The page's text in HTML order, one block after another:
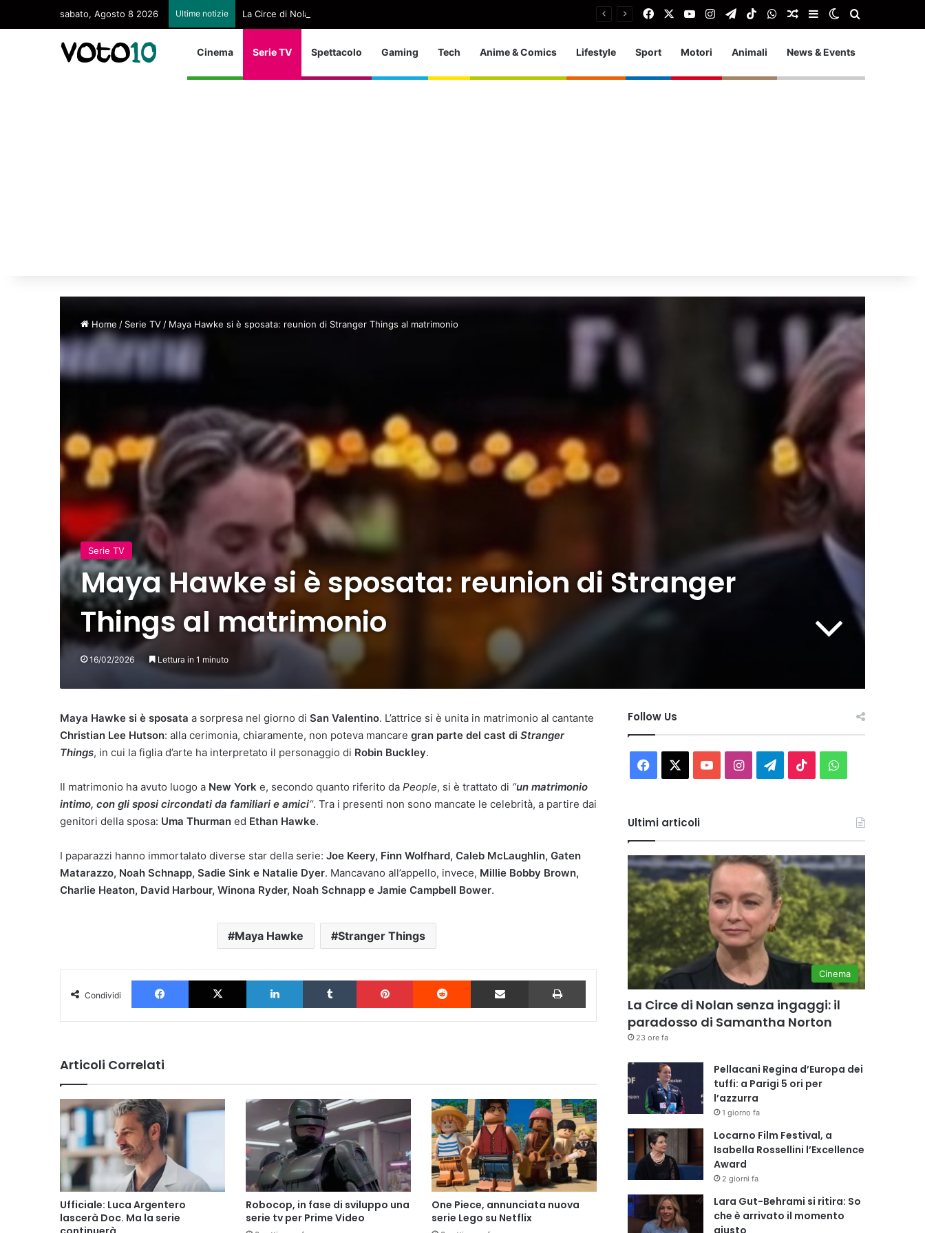
sabato, Agosto 8 2026 Ultime notizie La Circe di Nolan senza ingaggi: il paradosso di Samantha Norton FacebookYou TubeInstagram
TelegramTikTokWhatsApp
Articolo Random
Barra laterale
Cambia aspetto
Cinema Serie TV Spettacolo Gaming Tech Anime & Comics Lifestyle Sport Motori Animali News & Events
Home /Serie TV / Maya Hawke si è sposata: reunion di Stranger Things al matrimonio
Serie TV
Maya Hawke si è sposata: reunion di Stranger
Things al matrimonio
16/02/2026 Lettura in 1 minuto
Maya Hawke si è sposata a sorpresa nel giorno di San Valentino. L’attrice si è unita in matrimonio al cantante
Christian Lee Hutson: alla cerimonia, chiaramente, non poteva mancare gran parte del cast di Stranger
Things, in cui la figlia d’arte ha interpretato il personaggio di Robin Buckley.
Il matrimonio ha avuto luogo a New York e, secondo quanto riferito da People, si è trattato di “un matrimonio
intimo, con gli sposi circondati da familiari e amici“. Tra i presenti non sono mancate le celebrità, a partire dai
genitori della sposa: Uma Thurman ed Ethan Hawke.
I paparazzi hanno immortalato diverse star della serie: Joe Keery, Finn Wolfhard, Caleb McLaughlin, Gaten
Matarazzo, Noah Schnapp, Sadie Sink e Natalie Dyer. Mancavano all’appello, invece, Millie Bobby Brown,
Charlie Heaton, David Harbour, Winona Ryder, Noah Schnapp e Jamie Campbell Bower.
Maya Hawke Stranger Things
Condividi
Facebook X LinkedIn Tumblr Pinterest Reddit Condividi via Email Stampa
Articoli Correlati
Ufficiale: Luca Argentero
lascerà Doc. Ma la serie
Robocop, in fase di sviluppo una
serie tv per Prime Video
One Piece, annunciata nuova
serie Lego su Netflix
Follow Us
Facebook You InstagramTelegram
TikTokWhatsApp
Ultimi articoli
Cinema
La Circe di Nolan senza ingaggi: il
paradosso di Samantha Norton
23 ore fa
Pellacani Regina d’Europa dei
tuffi: a Parigi 5 ori per
l’azzurra
1 giorno fa
Locarno Film Festival, a
Isabella Rossellini l’Excellence
Award
2 giorni fa
Lara Gut-Behrami si ritira: So
che è arrivato il momento
giusto